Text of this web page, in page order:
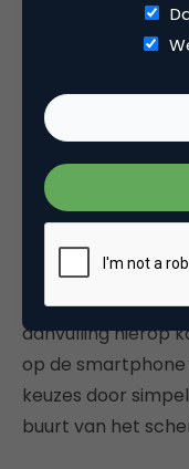
opgezet
signage) worden
profiel van de
op basis van de
krantenprofiel
de winkel
Heeft de klant
worden hierover
aanvulling hierop
op de smartphone
keuzes door
buurt van het